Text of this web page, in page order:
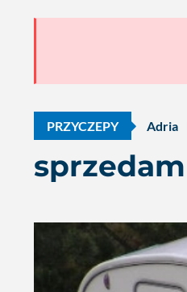
PRZYCZEPY Adria
sprzedam